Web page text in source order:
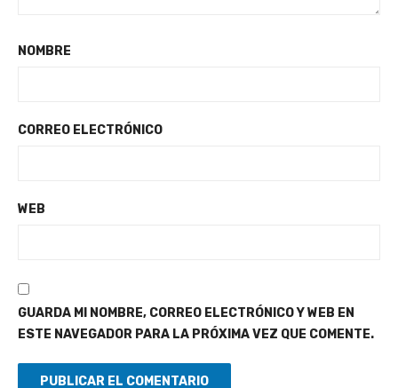
NOMBRE
CORREO ELECTRÓNICO
WEB
GUARDA MI NOMBRE, CORREO ELECTRÓNICO Y WEB EN
ESTE NAVEGADOR PARA LA PRÓXIMA VEZ QUE COMENTE.